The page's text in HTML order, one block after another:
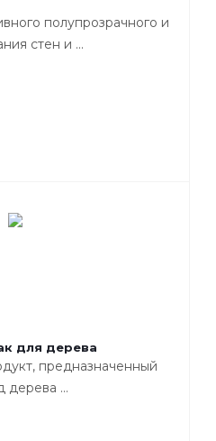
полупрозрачного и
стен и ...
для дерева
предназначенный
дерева ...